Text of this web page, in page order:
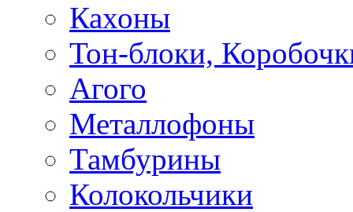
Кахоны
Тон-блоки,
Агого
Металлофоны
Тамбурины
Колокольчики